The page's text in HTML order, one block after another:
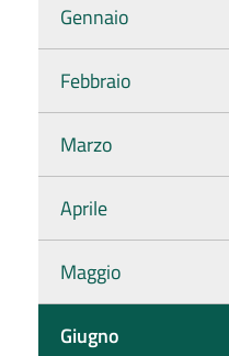
Gennaio
Febbraio
Marzo
Aprile
Maggio
Giugno